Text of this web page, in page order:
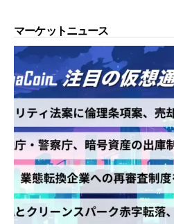
マーケットニュース